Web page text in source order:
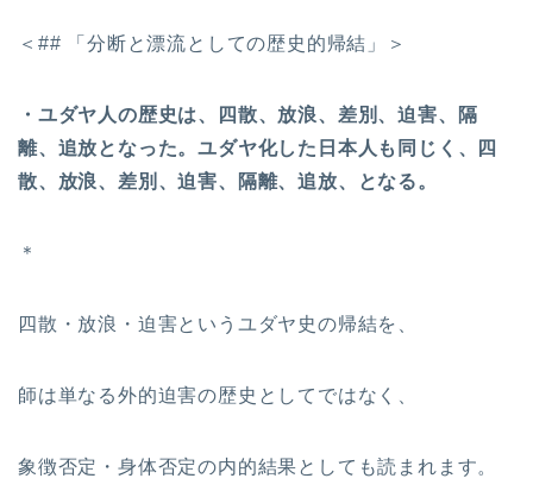
＜## 「分断と漂流としての歴史的帰結」＞
・ユダヤ人の歴史は、四散、放浪、差別、迫害、隔
離、追放となった。ユダヤ化した日本人も同じく、四
散、放浪、差別、迫害、隔離、追放、となる。
＊
四散・放浪・迫害というユダヤ史の帰結を、
師は単なる外的迫害の歴史としてではなく、
象徴否定・身体否定の内的結果としても読まれます。